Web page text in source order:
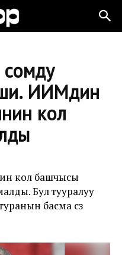
ИИМдин
кол
кол башчысы
Бул тууралуу
басма сөз